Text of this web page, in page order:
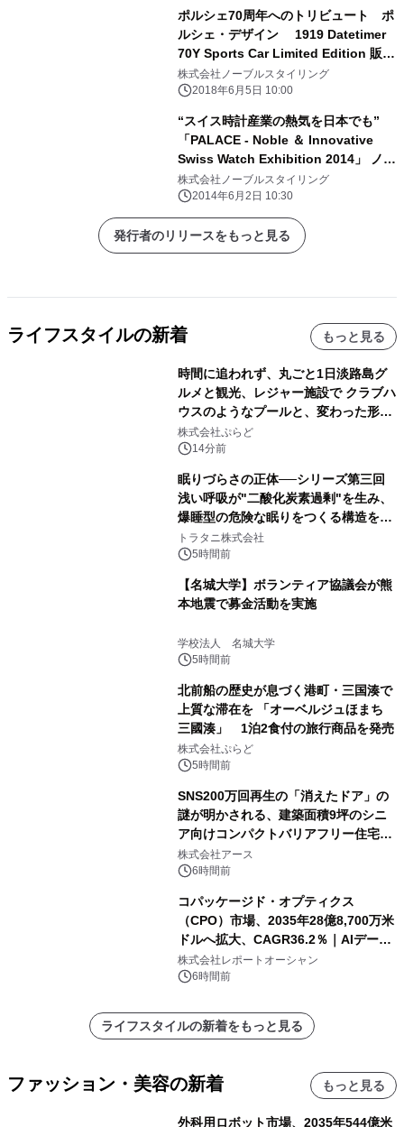
ポルシェ70周年へのトリビュート ポ
ルシェ・デザイン 1919 Datetimer
70Y Sports Car Limited Edition 販売
開始
株式会社ノーブルスタイリング
2018年6月5日 10:00
“スイス時計産業の熱気を日本でも”
「PALACE - Noble ＆ Innovative
Swiss Watch Exhibition 2014」 ノー
ブルスタイリング ギャラリーにて6月
10日～29日まで開催
株式会社ノーブルスタイリング
2014年6月2日 10:30
発行者のリリースをもっと見る
ライフスタイルの新着 もっと見る
時間に追われず、丸ごと1日淡路島グ
ルメと観光、レジャー施設で クラブハ
ウスのようなプールと、変わった形の
サウナも 「THE BOXY AWAJI」のお
得な素泊まり連泊プランで
株式会社ぷらど
14分前
眠りづらさの正体──シリーズ第三回
浅い呼吸が"二酸化炭素過剰"を生み、
爆睡型の危険な眠りをつくる構造を解
説
トラタニ株式会社
5時間前
【名城大学】ボランティア協議会が熊
本地震で募金活動を実施
学校法人 名城大学
5時間前
北前船の歴史が息づく港町・三国湊で
上質な滞在を 「オーベルジュほまち
三國湊」 1泊2食付の旅行商品を発売
株式会社ぷらど
5時間前
SNS200万回再生の「消えたドア」の
謎が明かされる、建築面積9坪のシニ
ア向けコンパクトバリアフリー住宅が
誕生
株式会社アース
6時間前
コパッケージド・オプティクス
（CPO）市場、2035年28億8,700万米
ドルへ拡大、CAGR36.2％｜AIデータ
センター・高速光通信需要が成長を加
速
株式会社レポートオーシャン
6時間前
ライフスタイルの新着をもっと見る
ファッション・美容の新着 もっと見る
外科用ロボット市場、2035年544億米